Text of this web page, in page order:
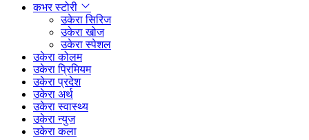
कभर स्टोरी
उकेरा सिरिज
उकेरा खोज
उकेरा स्पेशल
उकेरा कोलम
उकेरा प्रिमियम
उकेरा प्रदेश
उकेरा अर्थ
उकेरा स्वास्थ्य
उकेरा न्युज
उकेरा कला